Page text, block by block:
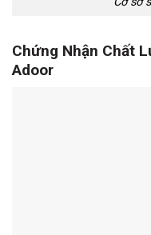
Chứng Nhận Chất
Adoor